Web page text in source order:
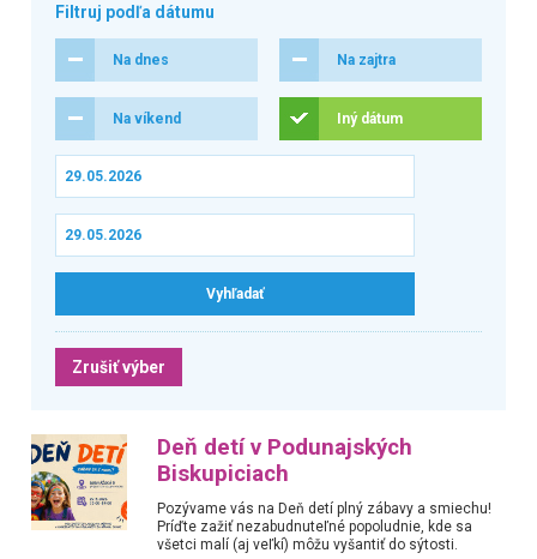
Filtruj podľa dátumu
Na dnes Na zajtra
Na víkend Iný dátum
Zrušiť výber
Deň detí v Podunajských
Biskupiciach
Pozývame vás na Deň detí plný zábavy a smiechu!
Príďte zažiť nezabudnuteľné popoludnie, kde sa
všetci malí (aj veľkí) môžu vyšantiť do sýtosti.